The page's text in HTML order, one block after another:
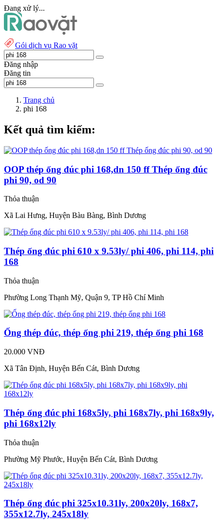
Đang xử lý...
Gói dịch vụ Rao vặt
Đăng nhập
Đăng tin
Trang chủ
phi 168
Kết quả tìm kiếm:
OOP thép ống đúc phi 168,dn 150 ff Thép ống đúc
phi 90, od 90
Thỏa thuận
Xã Lai Hưng, Huyện Bàu Bàng, Bình Dương
Thép ống đúc phi 610 x 9.53ly/ phi 406, phi 114, phi
168
Thỏa thuận
Phường Long Thạnh Mỹ, Quận 9, TP Hồ Chí Minh
Ống thép đúc, thép ống phi 219, thép ống phi 168
20.000 VNĐ
Xã Tân Định, Huyện Bến Cát, Bình Dương
Thép ống đúc phi 168x5ly, phi 168x7ly, phi 168x9ly,
phi 168x12ly
Thỏa thuận
Phường Mỹ Phước, Huyện Bến Cát, Bình Dương
Thép ống đúc phi 325x10.31ly, 200x20ly, 168x7,
355x12.7ly, 245x18ly